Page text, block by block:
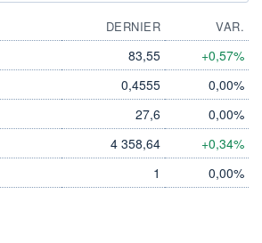
DERNIER
VAR.
83,55 +0,57%
0,4555 0,00%
27,6 0,00%
4 358,64 +0,34%
1 0,00%